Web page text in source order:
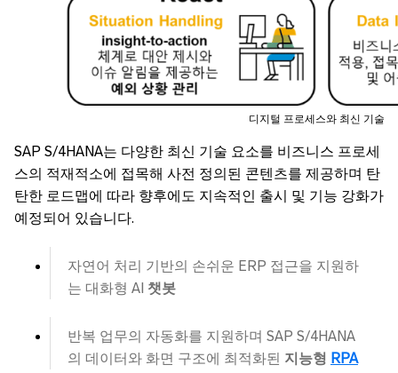
디지털 프로세스와 최신 기술
SAP S/4HANA는 다양한 최신 기술 요소를 비즈니스 프로세
스의 적재적소에 접목해 사전 정의된 콘텐츠를 제공하며 탄
탄한 로드맵에 따라 향후에도 지속적인 출시 및 기능 강화가
예정되어 있습니다.
자연어 처리 기반의 손쉬운 ERP 접근을 지원하
는 대화형 AI 챗봇
반복 업무의 자동화를 지원하며 SAP S/4HANA
의 데이터와 화면 구조에 최적화된 지능형 RPA